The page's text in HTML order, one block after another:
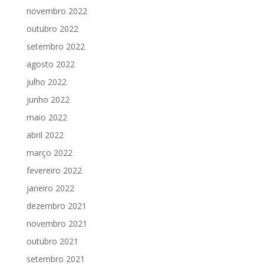
novembro 2022
outubro 2022
setembro 2022
agosto 2022
julho 2022
junho 2022
maio 2022
abril 2022
março 2022
fevereiro 2022
janeiro 2022
dezembro 2021
novembro 2021
outubro 2021
setembro 2021